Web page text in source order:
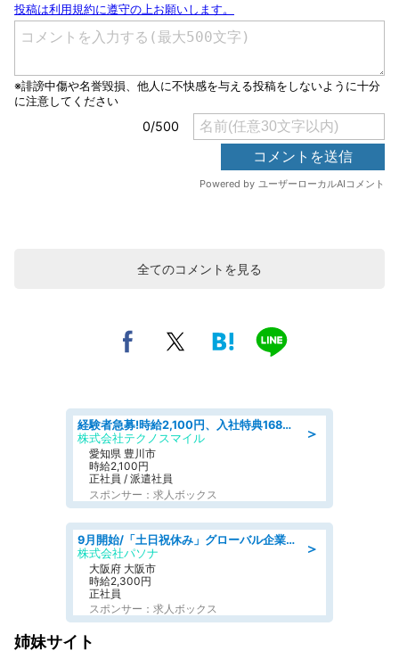
全てのコメントを見る
＞
経験者急募!時給2,100円、入社特典168万円の自動車製造業務/トヨタ自動車/tutumi
株式会社テクノスマイル
愛知県 豊川市
時給2,100円
正社員 / 派遣社員
スポンサー：求人ボックス
＞
9月開始/「土日祝休み」グローバル企業での産業保健のお仕事/保健師/高時給/残業なし/服装自由
株式会社パソナ
大阪府 大阪市
時給2,300円
正社員
スポンサー：求人ボックス
姉妹サイト